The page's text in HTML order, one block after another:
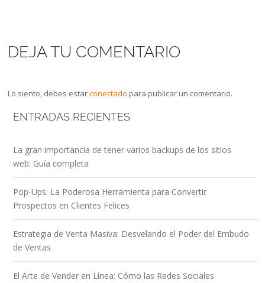
DEJA TU COMENTARIO
Lo siento, debes estarconectado para publicar un comentario.
ENTRADAS RECIENTES
La gran importancia de tener varios backups de los sitios
web: Guía completa
Pop-Ups: La Poderosa Herramienta para Convertir
Prospectos en Clientes Felices
Estrategia de Venta Masiva: Desvelando el Poder del Embudo
de Ventas
El Arte de Vender en Línea: Cómo las Redes Sociales